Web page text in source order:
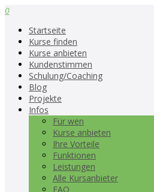
0
Startseite
Kurse finden
Kurse anbieten
Kundenstimmen
Schulung/Coaching
Blog
Projekte
Infos
Für wen
Kurse anbieten
Ihre Vorteile
Funktionen
Leistungen
Alle Kursanbieter
FAQ